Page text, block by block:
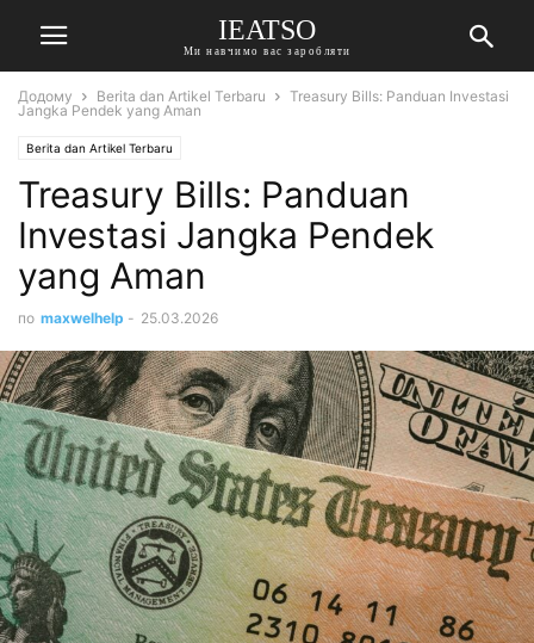
IEATSO
Ми навчимо вас заробляти
Додому Berita dan Artikel Terbaru
Treasury Bills: Panduan Investasi
Jangka Pendek yang Aman
Berita dan Artikel Terbaru
Treasury Bills: Panduan
Investasi Jangka Pendek
yang Aman
по maxwelhelp - 25.03.2026